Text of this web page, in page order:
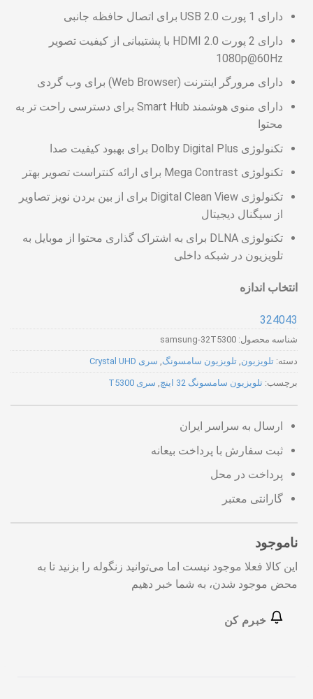
دارای 1 پورت USB 2.0 برای اتصال حافظه جانبی
دارای 2 پورت HDMI 2.0 با پشتیبانی از کیفیت تصویر
1080p@60Hz
دارای مرورگر اینترنت (Web Browser) برای وب گردی
دارای منوی هوشمند Smart Hub برای دسترسی راحت تر به
محتوا
تکنولوژی Dolby Digital Plus برای بهبود کیفیت صدا
تکنولوژی Mega Contrast برای ارائه کنتراست تصویر بهتر
تکنولوژی Digital Clean View برای از بین بردن نویز تصاویر
از سیگنال دیجیتال
تکنولوژی DLNA برای به اشتراک گذاری محتوا از موبایل به
تلویزیون در شبکه داخلی
انتخاب اندازه
43
40
32
شناسه محصول: samsung-32T5300
دسته: تلویزیون, تلویزیون سامسونگ, سری Crystal UHD
برچسب: تلویزیون سامسونگ 32 اینچ , سری T5300
ارسال به سراسر ایران
ثبت سفارش با پرداخت بیعانه
پرداخت در محل
گارانتی معتبر
ناموجود
این کالا فعلا موجود نیست اما می‌توانید زنگوله را بزنید تا به
محض موجود شدن، به شما خبر دهیم